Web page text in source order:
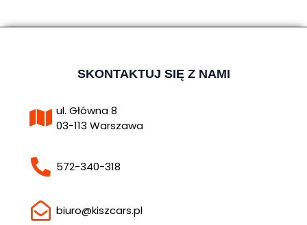
SKONTAKTUJ SIĘ Z NAMI
ul. Główna 8
03-113 Warszawa
572-340-318
biuro@kiszcars.pl